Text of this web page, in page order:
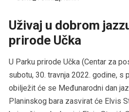
Uživaj u dobrom
prirode Učka
U Parku prirode Učka (Centar za
subotu, 30. travnja 2022. godine, s
obilježit će se Međunarodni dan
Planinskog bara zasvirat će Elvis